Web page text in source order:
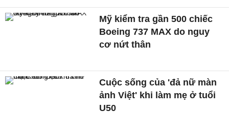
Mỹ kiểm tra gần 500 chiếc
Boeing 737 MAX do nguy
cơ nứt thân
Cuộc sống của 'đả nữ màn
ảnh Việt' khi làm mẹ ở tuổi
U50